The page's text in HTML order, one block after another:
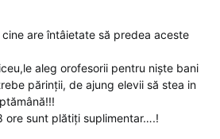
are întâietate să predea aceste
aleg orofesorii pentru niște bani
părinții, de ajung elevii să stea in
ore sunt plătiți suplimentar….!